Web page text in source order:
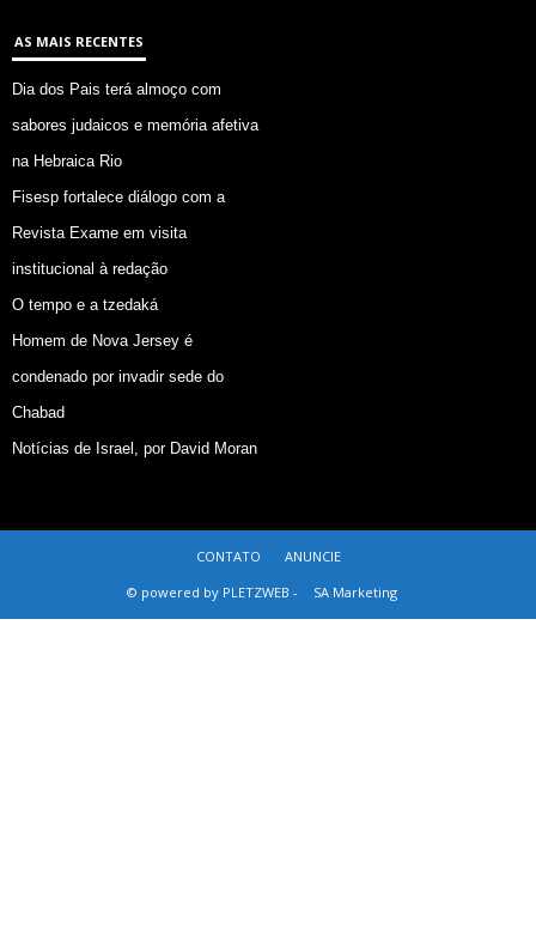
AS MAIS RECENTES
Dia dos Pais terá almoço com
sabores judaicos e memória afetiva
na Hebraica Rio
Fisesp fortalece diálogo com a
Revista Exame em visita
institucional à redação
O tempo e a tzedaká
Homem de Nova Jersey é
condenado por invadir sede do
Chabad
Notícias de Israel, por David Moran
CONTATO
ANUNCIE
© powered by PLETZWEB -
SA Marketing